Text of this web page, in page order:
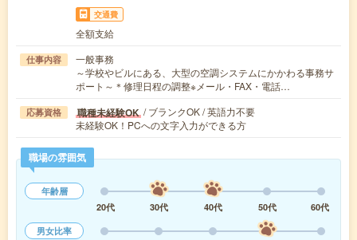
交通費
全額支給
仕事内容
一般事務
～学校やビルにある、大型の空調システムにかかわる事務サ
ポート～＊修理日程の調整※メール・FAX・電話…
応募資格 職種未経験OK / ブランクOK / 英語力不要
未経験OK！PCへの文字入力ができる方
職場の雰囲気
年齢層
20代
30代 40代 50代
60代
男女比率